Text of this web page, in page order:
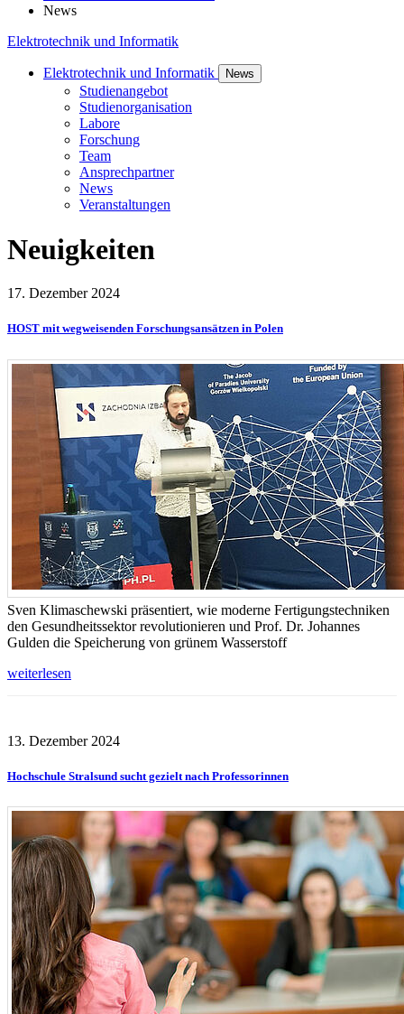
News
Elektrotechnik und Informatik
Elektrotechnik und Informatik News
Studienangebot
Studienorganisation
Labore
Forschung
Team
Ansprechpartner
News
Veranstaltungen
Neu­ig­kei­ten
17. Dezember 2024
HOST mit wegweisenden Forschungsansätzen in Polen
Sven Klimaschewski präsentiert, wie moderne Fertigungstechniken
den Gesundheitssektor revolutionieren und Prof. Dr. Johannes
Gulden die Speicherung von grünem Wasserstoff
weiterlesen
13. Dezember 2024
Hochschule Stralsund sucht gezielt nach Professorinnen